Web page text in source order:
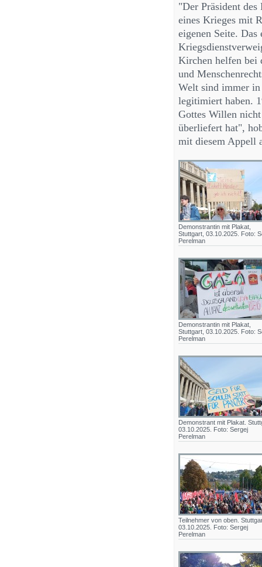
"Der Präsident
eines Krieges mit
eigenen Seite.
Kirchen helfen bei
und
Welt sind immer
legitimiert haben.
Gottes Willen
überliefert hat",
mit diesem Appell
Demonstrantin mit Plakat,
Stuttgart, 03.10.2025. Foto:
Perelman
Demonstrantin mit Plakat,
Stuttgart, 03.10.2025. Foto:
Perelman
Demonstrant mit Plakat.
03.10.2025. Foto: Sergej
Perelman
Teilnehmer von oben.
03.10.2025. Foto: Sergej
Perelman